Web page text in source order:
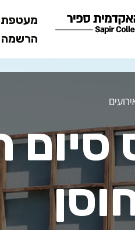
מעטפת
הרשמה